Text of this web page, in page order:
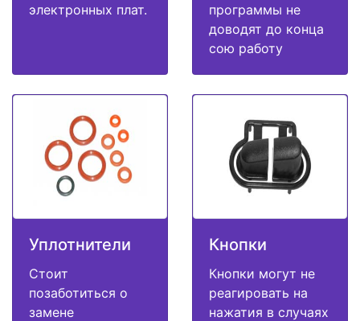
электронных плат.
программы не
доводят до конца
сою работу
Уплотнители
Стоит
позаботиться о
замене
Кнопки
Кнопки могут не
реагировать на
нажатия в случаях